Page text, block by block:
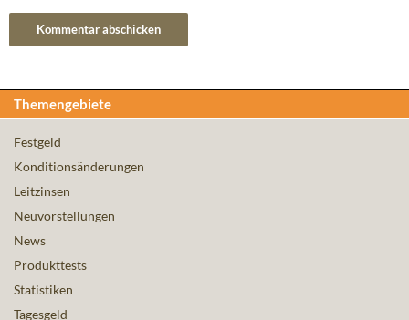
Themengebiete
Festgeld
Konditionsänderungen
Leitzinsen
Neuvorstellungen
News
Produkttests
Statistiken
Tagesgeld